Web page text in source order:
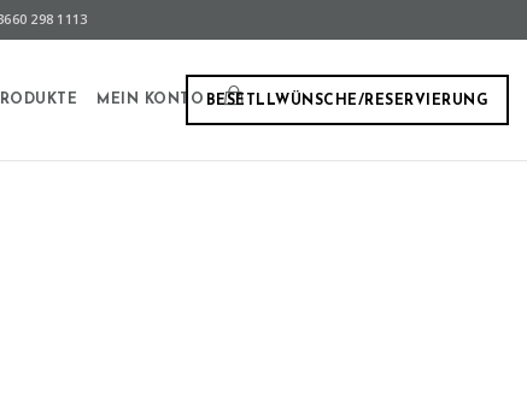
298 1113
BESETLLWÜNSCHE/RESERVIERUNG
MEIN KONTO